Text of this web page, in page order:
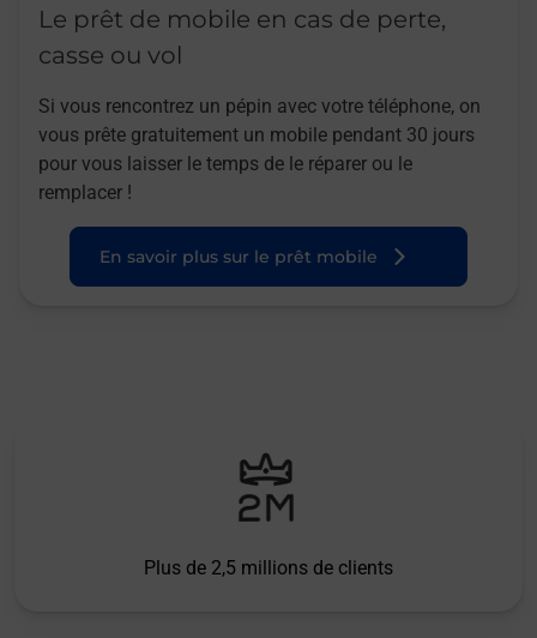
Le prêt de mobile en cas de perte,
casse ou vol
Si vous rencontrez un pépin avec votre téléphone, on
vous prête gratuitement un mobile pendant 30 jours
pour vous laisser le temps de le réparer ou le
remplacer !
En savoir plus sur le prêt mobile
Plus de 2,5 millions de clients